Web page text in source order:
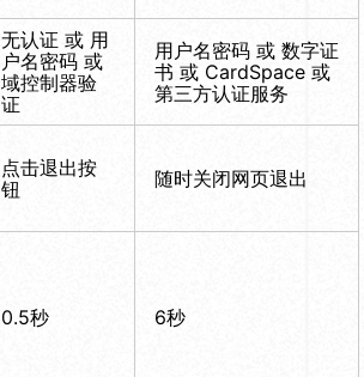
无认证 或 用
户名密码 或
域控制器验
证
用户名密码 或 数字证
书 或 CardSpace 或
第三方认证服务
点击退出按
钮
随时关闭网页退出
0.5秒 6秒